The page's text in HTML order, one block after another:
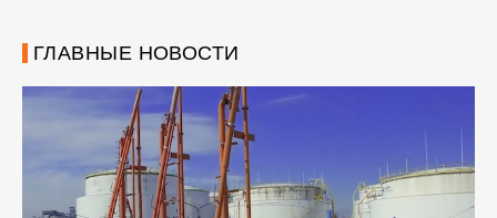
ГЛАВНЫЕ НОВОСТИ